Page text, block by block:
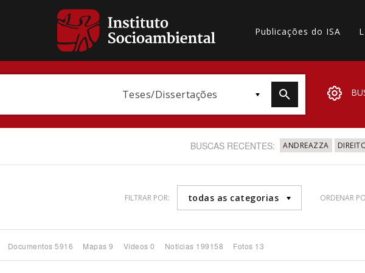
Publicações do ISA
Teses/Dissertações
BUSCAS RECENTES: ANDREAZZA
FILTRAR POR: todas as categorias ORDENAR
Documentos 5916 Mapas 9 Vídeos 0 Notícias 199158 Fotos 13